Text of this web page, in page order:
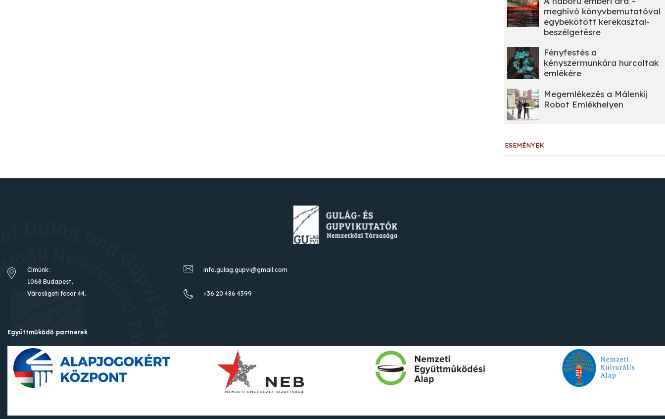
meghívó könyvbemutatóval
egybekötött kerekasztal-
beszélgetésre
Fényfestés a
kényszermunkára hurcoltak
emlékére
Megemlékezés a Málenkij
Robot Emlékhelyen
ESEMÉNYEK
Címünk:
1068 Budapest,
Városligeti fasor 44.
info.gulag.gupvi@gmail.com
+36 20 486 4399
Együttműkődő partnerek